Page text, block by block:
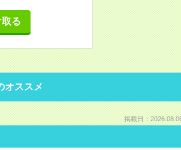
る
オススメ
掲載日：